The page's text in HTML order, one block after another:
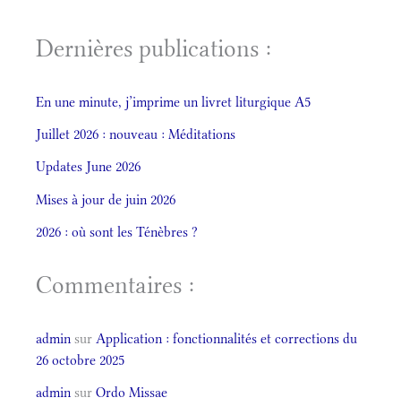
Dernières publications :
En une minute, j’imprime un livret liturgique A5
Juillet 2026 : nouveau : Méditations
Updates June 2026
Mises à jour de juin 2026
2026 : où sont les Ténèbres ?
Commentaires :
admin sur Application : fonctionnalités et corrections du
26 octobre 2025
admin sur Ordo Missae